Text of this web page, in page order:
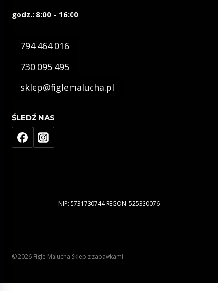
godz.: 8:00 – 16:00
794 464 016
730 095 495
sklep@figlemalucha.pl
ŚLEDŹ NAS
NIP: 5731730744 REGON: 525330076
© 2026 Figle Malucha Sklep z zabawkami